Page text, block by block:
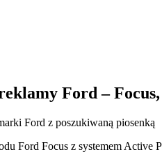
Ford –
Ford z poszukiwaną piosenką
Ford Focus z systemem Active